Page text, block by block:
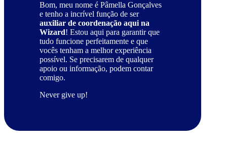
Bom, meu nome é Pâmella Gonçalves
e tenho a incrível função de ser
auxiliar de coordenação aqui na
Wizard! Estou aqui para garantir que
tudo funcione perfeitamente e que
vocês tenham a melhor experiência
possível. Se precisarem de qualquer
apoio ou informação, podem contar
comigo.
Never give up!